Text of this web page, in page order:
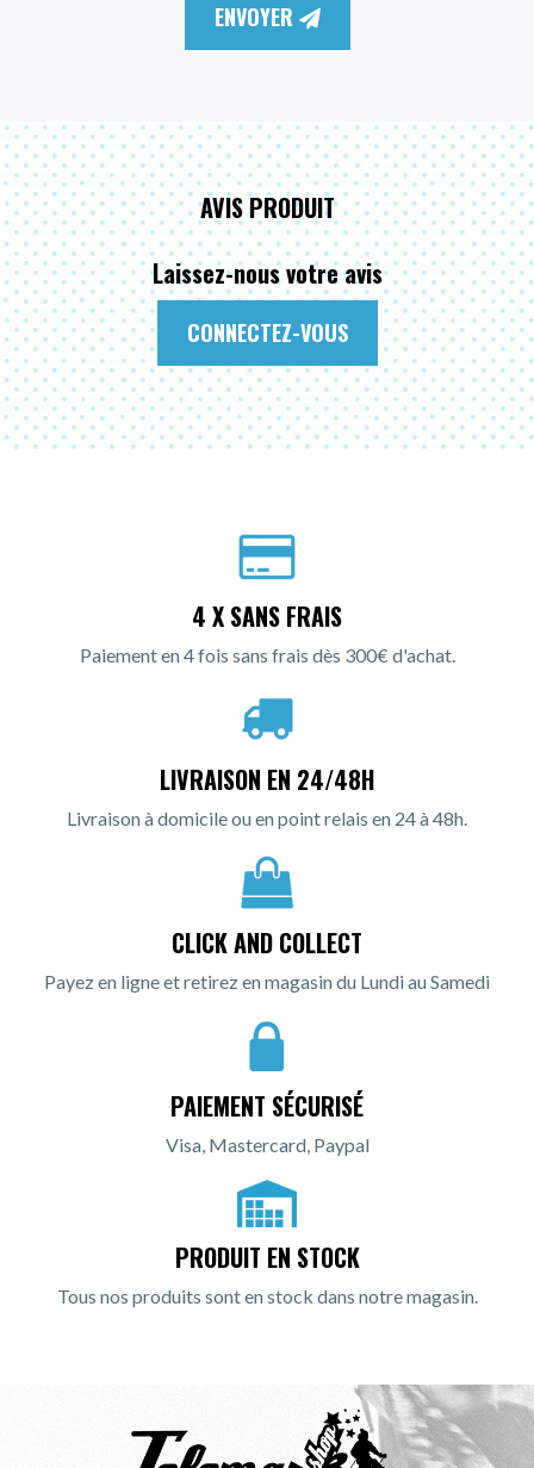
ENVOYER
AVIS PRODUIT
Laissez-nous votre avis
CONNECTEZ-VOUS
4 X SANS FRAIS
Paiement en 4 fois sans frais dès 300€ d'achat.
LIVRAISON EN 24/48H
Livraison à domicile ou en point relais en 24 à 48h.
CLICK AND COLLECT
Payez en ligne et retirez en magasin du Lundi au Samedi
PAIEMENT SÉCURISÉ
Visa, Mastercard, Paypal
PRODUIT EN STOCK
Tous nos produits sont en stock dans notre magasin.